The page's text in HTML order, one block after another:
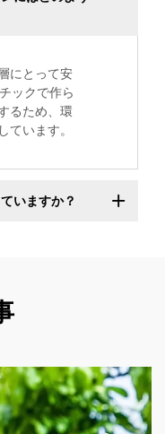
にとって安
ックで作ら
るため、環
います。
いますか？